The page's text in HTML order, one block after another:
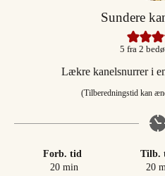
Sundere
5 fra 2
Lækre kanelsnurrer i
(Tilberedningstid kan
Forb. tid
20minutter
min
Tilb.
20